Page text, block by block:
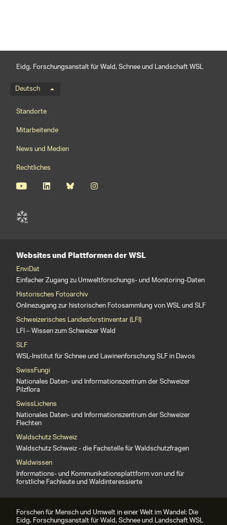
Eidg. Forschungsanstalt für Wald, Schnee und Landschaft WSL
Sprachmenü
Deutsch
Footernavigation
Standorte
Mitarbeitende
News und Medien
Rechtliches
Websites und Plattformen der WSL
EnviDat
Einfacher Zugang zu Umweltforschungs- und Monitoring-Daten
Historisches Fotoarchiv
Onlinezugang zur historischen Fotosammlung von WSL und SLF
Schweizerisches Landesforstinventar (LFI)
LFI – Wissen zum Schweizer Wald
SLF
WSL-Institut für Schnee und Lawinenforschung SLF in Davos
SwissFungi
Nationales Daten- und Informationszentrum der Schweizer
Pilzflora
SwissLichens
Nationales Daten- und Informationszentrum der Schweizer
Flechten
Waldschutz Schweiz
Waldschutz Schweiz - die Fachstelle für Waldschutzfragen
Waldwissen
Informations- und Kommunikationsplattform von und für
forstliche Fachleute und Waldinteressierte
Forschen für Mensch und Umwelt in einer Welt im Wandel: Die
Eidg. Forschungsanstalt für Wald, Schnee und Landschaft WSL